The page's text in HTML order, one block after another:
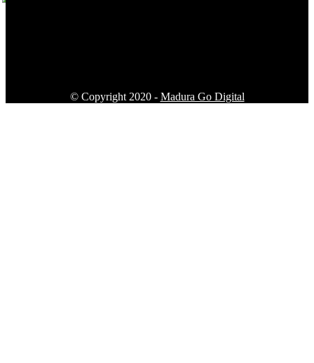
© Copyright 2020 - Madura Go Digital